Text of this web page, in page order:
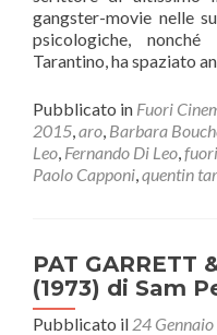
gangster-movie nelle
psicologiche,
Tarantino, ha spaziato
Pubblicato in Fuori
2015,aro, Barbara
Leo, Fernando Di Leo,
Paolo Capponi,quentin
PAT GARRETT
(1973) di Sam
Pubblicato il 24